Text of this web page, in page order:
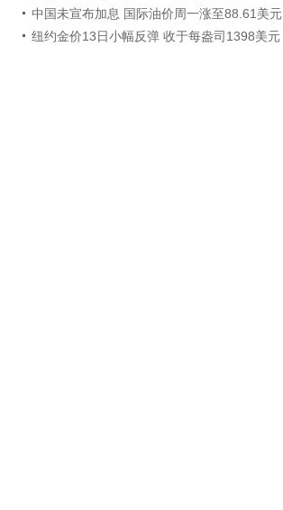
中国未宣布加息 国际油价周一涨至88.61美元
纽约金价13日小幅反弹 收于每盎司1398美元